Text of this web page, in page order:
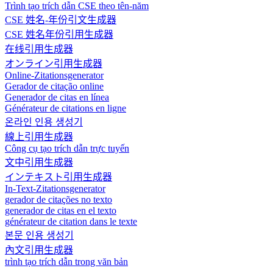
Trình tạo trích dẫn CSE theo tên-năm
CSE 姓名-年份引文生成器
CSE 姓名年份引用生成器
在线引用生成器
オンライン引用生成器
Online-Zitationsgenerator
Gerador de citação online
Generador de citas en línea
Générateur de citations en ligne
온라인 인용 생성기
線上引用生成器
Công cụ tạo trích dẫn trực tuyến
文中引用生成器
インテキスト引用生成器
In-Text-Zitationsgenerator
gerador de citações no texto
generador de citas en el texto
générateur de citation dans le texte
본문 인용 생성기
內文引用生成器
trình tạo trích dẫn trong văn bản